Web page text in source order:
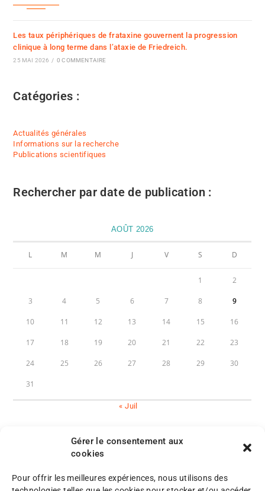
Gérer le consentement aux
cookies
Pour offrir les meilleures expériences, nous utilisons des
Les taux périphériques de frataxine gouvernent la progression
clinique à long terme dans l’ataxie de Friedreich.
25 MAI 2026 / 0 COMMENTAIRE
Catégories :
Actualités générales
Informations sur la recherche
Publications scientifiques
Rechercher par date de publication :
AOÛT 2026
L M M J V S D
1 2
3 4 5 6 7 8 9
10 11 12 13 14 15 16
17 18 19 20 21 22 23
24 25 26 27 28 29 30
31
« Juil
M